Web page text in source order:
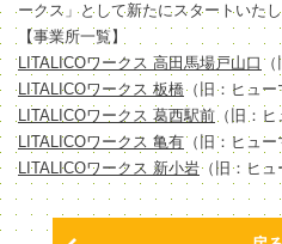
ークス」として新たにスタートいた
【事業所一覧】
LITALICOワークス 高田馬場戸山口 （
LITALICOワークス 板橋（旧：ヒュー
LITALICOワークス 葛西駅前 （旧：
LITALICOワークス 亀有（旧：ヒュー
LITALICOワークス 新小岩（旧：ヒュ